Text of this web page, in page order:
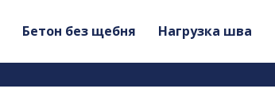
Бетон без щебня Нагрузка шва